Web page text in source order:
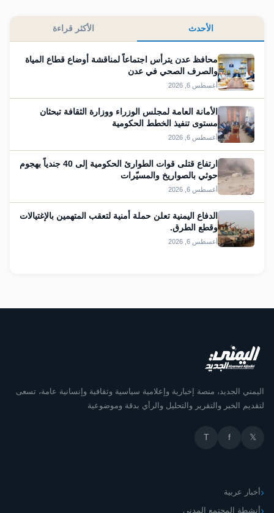
الأحدث الأكثر قراءة
محافظ عدن يترأس اجتماعاً لمناقشة أوضاع قطاع المياة
والصرف الصحي في عدن
أغسطس 6, 2026
الأمانة العامة لمجلس الوزراء ووزارة الثقافة تبحثان
مستوى تنفيذ الخطط الحكومية
أغسطس 6, 2026
ارتفاع قتلى قوات الطوارئ الحكومية إلى 40 جندياً بهجوم
حوثي بالصواريخ والمسيّرات
أغسطس 6, 2026
الدفاع اليمنية تعلن حملة أمنية لتعقب المتهمين بالإغتيالات
وقطع الطرق.
أغسطس 6, 2026
اليمني الجديد، منصة إخبارية وإعلامية سياسية وثقافية وإنسانية عامة، تسعى
لتقديم الخبر والتقرير والتحليل والرأي بدقة وموضوعية
𝕏
f
T
أخبار عربية
أنشطة المجتمع المدني